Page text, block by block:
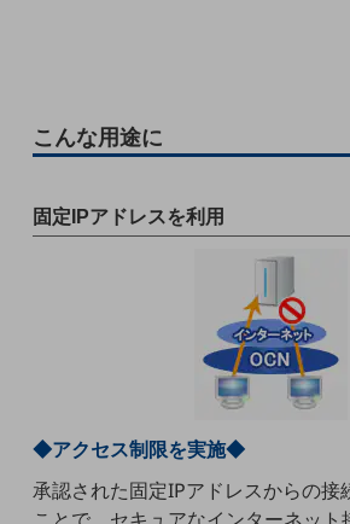
トレンド記事特集
IT用語集
課題やニーズに合ったサービスをご紹介し、
バックオフィス
リモート・ハイブリッドワーク
こんな用途に
固定IPアドレスを利用
◆アクセス制限を実施◆
承認された固定IPアドレスからの接
ことで、セキュアなインターネット